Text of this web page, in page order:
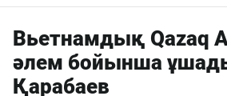
Вьетнамдық Qazaq
әлем бойынша
Қарабаев